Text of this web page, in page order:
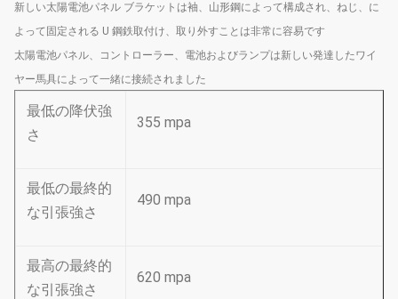
新しい太陽電池パネル ブラケットは袖、山形鋼によって構成され、ねじ、に
よって固定される U 鋼鉄取付け、取り外すことは非常に容易です
太陽電池パネル、コントローラー、電池およびランプは新しい発達したワイ
ヤー馬具によって一緒に接続されました
最低の降伏強
さ
355 mpa
最低の最終的
な引張強さ
490 mpa
最高の最終的
な引張強さ
620 mpa